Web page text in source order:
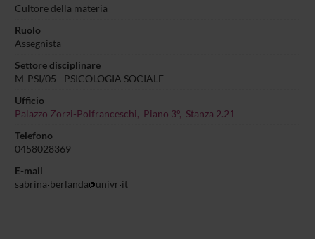
Cultore della materia
Ruolo
Assegnista
Settore disciplinare
M-PSI/05 - PSICOLOGIA SOCIALE
Ufficio
Palazzo Zorzi-Polfranceschi, Piano 3°, Stanza 2.21
Telefono
0458028369
E-mail
sabrina berlanda univr it